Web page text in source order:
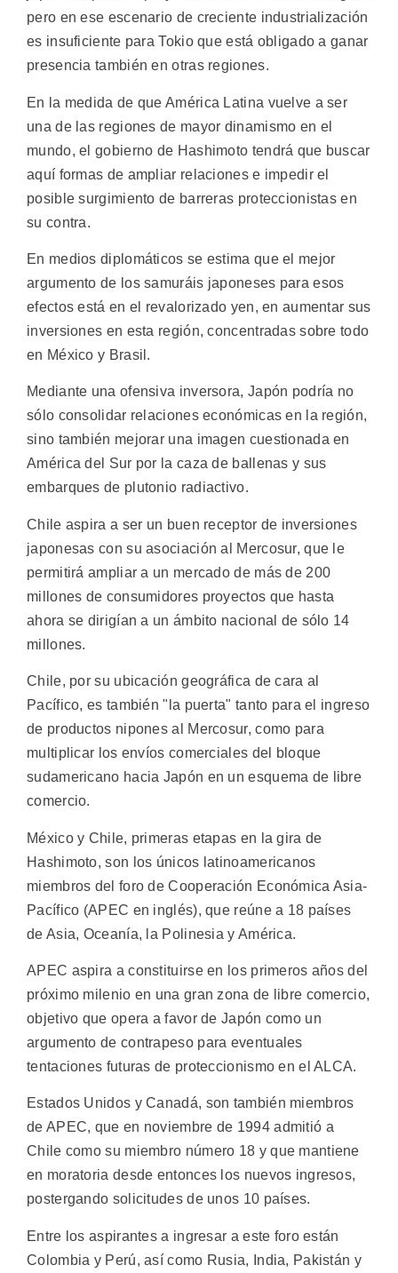
pero en ese escenario de creciente industrialización
es insuficiente para Tokio que está obligado a ganar
presencia también en otras regiones.
En la medida de que América Latina vuelve a ser
una de las regiones de mayor dinamismo en el
mundo, el gobierno de Hashimoto tendrá que buscar
aquí formas de ampliar relaciones e impedir el
posible surgimiento de barreras proteccionistas en
su contra.
En medios diplomáticos se estima que el mejor
argumento de los samuráis japoneses para esos
efectos está en el revalorizado yen, en aumentar sus
inversiones en esta región, concentradas sobre todo
en México y Brasil.
Mediante una ofensiva inversora, Japón podría no
sólo consolidar relaciones económicas en la región,
sino también mejorar una imagen cuestionada en
América del Sur por la caza de ballenas y sus
embarques de plutonio radiactivo.
Chile aspira a ser un buen receptor de inversiones
japonesas con su asociación al Mercosur, que le
permitirá ampliar a un mercado de más de 200
millones de consumidores proyectos que hasta
ahora se dirigían a un ámbito nacional de sólo 14
millones.
Chile, por su ubicación geográfica de cara al
Pacífico, es también "la puerta" tanto para el ingreso
de productos nipones al Mercosur, como para
multiplicar los envíos comerciales del bloque
sudamericano hacia Japón en un esquema de libre
comercio.
México y Chile, primeras etapas en la gira de
Hashimoto, son los únicos latinoamericanos
miembros del foro de Cooperación Económica Asia-
Pacífico (APEC en inglés), que reúne a 18 países
de Asia, Oceanía, la Polinesia y América.
APEC aspira a constituirse en los primeros años del
próximo milenio en una gran zona de libre comercio,
objetivo que opera a favor de Japón como un
argumento de contrapeso para eventuales
tentaciones futuras de proteccionismo en el ALCA.
Estados Unidos y Canadá, son también miembros
de APEC, que en noviembre de 1994 admitió a
Chile como su miembro número 18 y que mantiene
en moratoria desde entonces los nuevos ingresos,
postergando solicitudes de unos 10 países.
Entre los aspirantes a ingresar a este foro están
Colombia y Perú, así como Rusia, India, Pakistán y